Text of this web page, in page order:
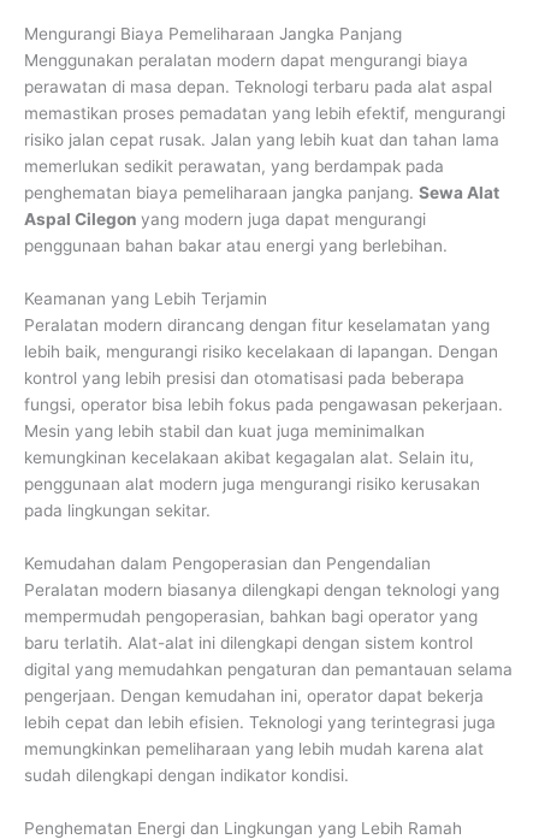
Mengurangi Biaya Pemeliharaan Jangka Panjang
Menggunakan peralatan modern dapat mengurangi biaya
perawatan di masa depan. Teknologi terbaru pada alat aspal
memastikan proses pemadatan yang lebih efektif, mengurangi
risiko jalan cepat rusak. Jalan yang lebih kuat dan tahan lama
memerlukan sedikit perawatan, yang berdampak pada
penghematan biaya pemeliharaan jangka panjang. Sewa Alat
Aspal Cilegon yang modern juga dapat mengurangi
penggunaan bahan bakar atau energi yang berlebihan.
Keamanan yang Lebih Terjamin
Peralatan modern dirancang dengan fitur keselamatan yang
lebih baik, mengurangi risiko kecelakaan di lapangan. Dengan
kontrol yang lebih presisi dan otomatisasi pada beberapa
fungsi, operator bisa lebih fokus pada pengawasan pekerjaan.
Mesin yang lebih stabil dan kuat juga meminimalkan
kemungkinan kecelakaan akibat kegagalan alat. Selain itu,
penggunaan alat modern juga mengurangi risiko kerusakan
pada lingkungan sekitar.
Kemudahan dalam Pengoperasian dan Pengendalian
Peralatan modern biasanya dilengkapi dengan teknologi yang
mempermudah pengoperasian, bahkan bagi operator yang
baru terlatih. Alat-alat ini dilengkapi dengan sistem kontrol
digital yang memudahkan pengaturan dan pemantauan selama
pengerjaan. Dengan kemudahan ini, operator dapat bekerja
lebih cepat dan lebih efisien. Teknologi yang terintegrasi juga
memungkinkan pemeliharaan yang lebih mudah karena alat
sudah dilengkapi dengan indikator kondisi.
Penghematan Energi dan Lingkungan yang Lebih Ramah